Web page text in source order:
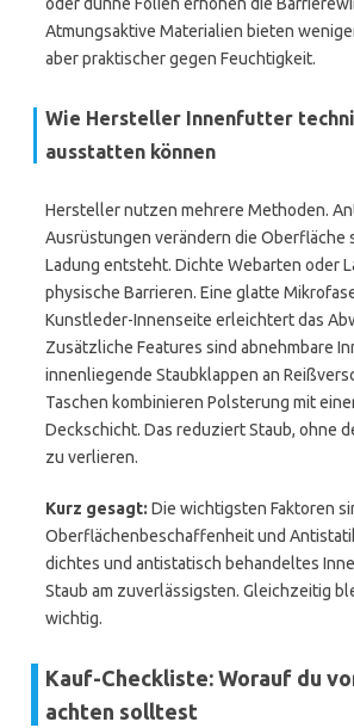
Atmungsaktive Materialien bieten
aber praktischer gegen Feuchtigkeit.
Wie Hersteller Innenfutter
ausstatten können
Hersteller nutzen mehrere Methoden.
Ausrüstungen verändern die Oberfläche
Ladung entsteht. Dichte Webarten oder
physische Barrieren. Eine glatte
Kunstleder-Innenseite erleichtert das
Zusätzliche Features sind abnehmbare
innenliegende Staubklappen an
Taschen kombinieren Polsterung mit
Deckschicht. Das reduziert Staub, ohne
zu verlieren.
Kurz gesagt: Die wichtigsten Faktoren
Oberflächenbeschaffenheit und
dichtes und antistatisch behandeltes
Staub am zuverlässigsten. Gleichzeitig
wichtig.
Kauf-Checkliste: Worauf du
achten solltest